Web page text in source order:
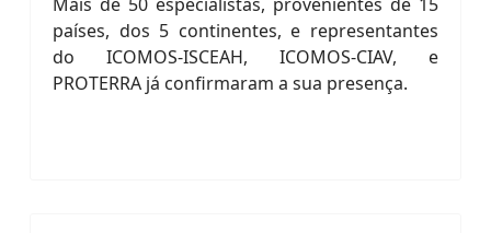
Mais de 50 especialistas, provenientes de 15
países, dos 5 continentes, e representantes
do ICOMOS-ISCEAH, ICOMOS-CIAV, e
PROTERRA já confirmaram a sua presença.